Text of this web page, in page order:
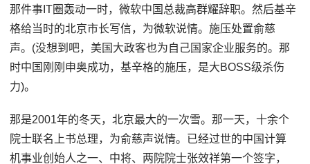
那件事IT圈轰动一时，微软中国总裁高群耀辞职。然后基辛
格给当时的北京市长写信，为微软说情。施压处置俞慈
声。(没想到吧，美国大政客也为自己国家企业服务的。那
时中国刚刚申奥成功，基辛格的施压，是大BOSS级杀伤
力)。
那是2001年的冬天，北京最大的一次雪。那一天，十余个
院士联名上书总理，为俞慈声说情。已经过世的中国计算
机事业创始人之一、中将、两院院士张效祥第一个签字，